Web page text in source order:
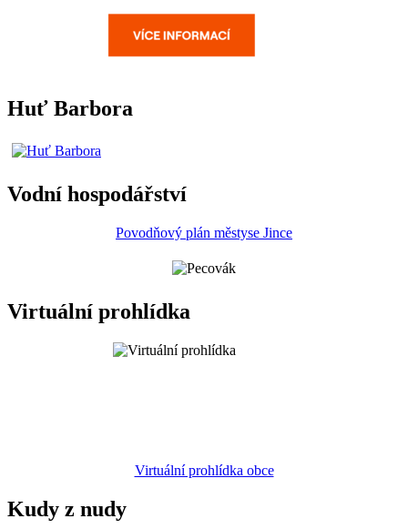
Huť Barbora
Vodní hospodářství
Povodňový plán městyse Jince
Virtuální prohlídka
Virtuální prohlídka obce
Kudy z nudy